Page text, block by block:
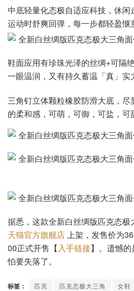
中底轻量化态极自适应科技，休
运动时舒爽回弹，每一步都轻盈惬
鞋面应用有珍珠光泽的丝绸+可隔
一眼温润，又有持久蓄温「真」实
三角钉立体颗粒橡胶防滑大底，
的柔和感，可萌，可御，可盐，可
据悉，这款全新白丝绸版匹克态极
天猫官方旗舰店上架，发售价为
00正式开售【入手链接】。遗憾
怕要失落了。
标签： 匹克 匹克态极大三角 女鞋